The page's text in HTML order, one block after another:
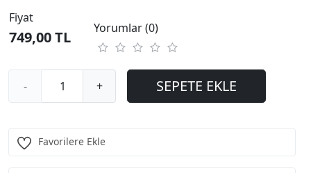
Fiyat
749,00 TL Yorumlar (0)
- + SEPETE EKLE
Favorilere Ekle